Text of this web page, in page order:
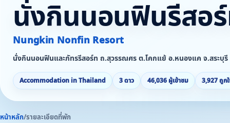
นั่งกินนอนฟินรีสอ
Nungkin Nonfin Resort
นั่งกินนอนฟินและภัทรรีสอร์ท ถ.สุวรรณศร ต.โคกแย้ อ.หนองแค จ.สระบุรี
Accommodation in Thailand 3 ดาว 46,036 ผู้เข้าชม 3,927 ถูก
หน้าหลัก/รายละเอียดที่พัก